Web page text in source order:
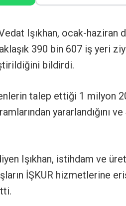
Işıkhan, ocak-
390 bin 607 iş yeri
bildirdi.
talep ettiği 1 milyon
yararlandığını
Işıkhan, istihdam ve
İŞKUR hizmetlerine